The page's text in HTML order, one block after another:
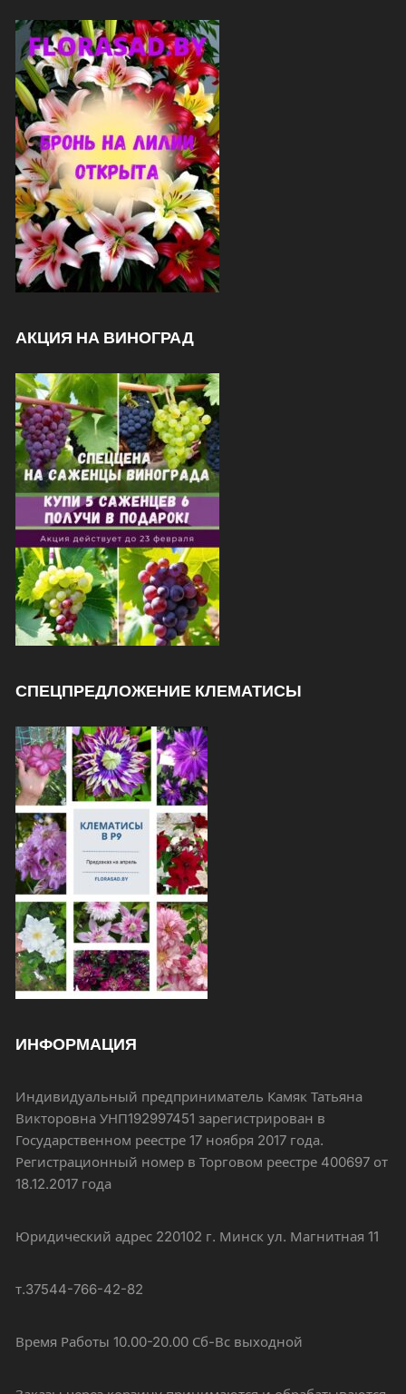
АКЦИЯ НА ВИНОГРАД
СПЕЦПРЕДЛОЖЕНИЕ КЛЕМАТИСЫ
ИНФОРМАЦИЯ
Индивидуальный предприниматель Камяк Татьяна
Викторовна УНП192997451 зарегистрирован в
Государственном реестре 17 ноября 2017 года.
Регистрационный номер в Торговом реестре 400697 от
18.12.2017 года
Юридический адрес 220102 г. Минск ул. Магнитная 11
т.37544-766-42-82
Время Работы 10.00-20.00 Сб-Вс выходной